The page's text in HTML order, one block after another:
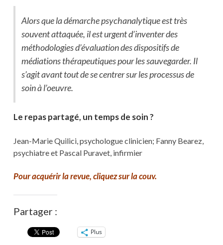
Alors que la démarche psychanalytique est très
souvent attaquée, il est urgent d’inventer des
méthodologies d’évaluation des dispositifs de
médiations thérapeutiques pour les sauvegarder. Il
s’agit avant tout de se centrer sur les processus de
soin à l’oeuvre.
Le repas partagé, un temps de soin ?
Jean-Marie Quilici, psychologue clinicien; Fanny Bearez,
psychiatre et Pascal Puravet, infirmier
Pour acquérir la revue, cliquez sur la couv.
Partager :
Plus